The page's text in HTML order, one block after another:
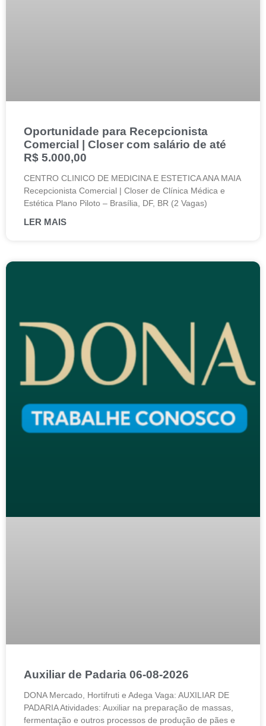
Oportunidade para Recepcionista
Comercial | Closer com salário de até
R$ 5.000,00
CENTRO CLINICO DE MEDICINA E ESTETICA ANA MAIA
Recepcionista Comercial | Closer de Clínica Médica e
Estética Plano Piloto – Brasília, DF, BR (2 Vagas)
LER MAIS
Auxiliar de Padaria 06-08-2026
DONA Mercado, Hortifruti e Adega Vaga: AUXILIAR DE
PADARIA Atividades: Auxiliar na preparação de massas,
fermentação e outros processos de produção de pães e